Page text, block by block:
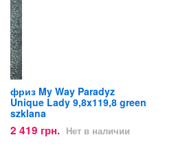
фриз My Way Paradyz
Unique Lady 9,8x119,8 green
szklana
2 419 грн. Нет в наличии